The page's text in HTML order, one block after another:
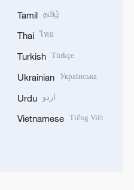
Tamil தமிழ்
Thai ไทย
Turkish Türkçe
Ukrainian Українська
Urdu اردو
Vietnamese Tiếng Việt